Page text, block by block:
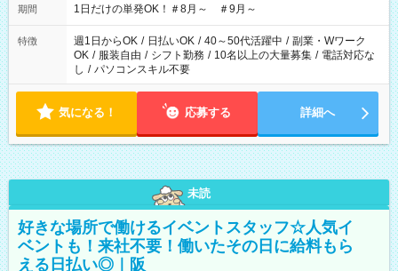
期間 1日だけの単発OK！＃8月～ ＃9月～
特徴 週1日からOK / 日払いOK / 40～50代活躍中 / 副業・Wワーク
OK / 服装自由 / シフト勤務 / 10名以上の大量募集 / 電話対応な
し / パソコンスキル不要
気になる！ 応募する 詳細へ
未読
好きな場所で働けるイベントスタッフ☆人気イ
ベントも！来社不要！働いたその日に給料もら
える日払い◎｜阪